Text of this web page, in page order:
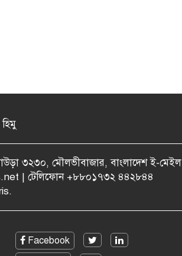
৩২৩০, মৌলভীবাজার, বাংলাদেশ ই-মেইল
| টেলিফোন +৮৮০১৭৩২ ৪৪২৮৪৪
Facebook